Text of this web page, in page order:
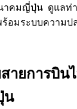
าคมญี่ปุ่น ดูแลท่
อมระบบความป
ายการบิน
น